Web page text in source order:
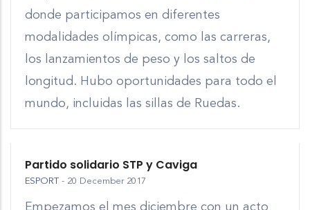
donde participamos en diferentes
modalidades olímpicas, como las carreras,
los lanzamientos de peso y los saltos de
longitud. Hubo oportunidades para todo el
mundo, incluidas las sillas de Ruedas.
Partido solidario STP y Caviga
ESPORT - 20 December 2017
Empezamos el mes diciembre con un acto